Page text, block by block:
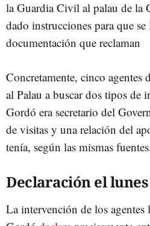
la Guardia Civil al palau de la
dado instrucciones para que
documentación que reclaman
Concretamente, cinco agentes
al Palau a buscar dos tipos de
Gordó era secretario del
de visitas y una relación del
tenía, según las mismas
Declaración el lunes
La intervención de los agentes